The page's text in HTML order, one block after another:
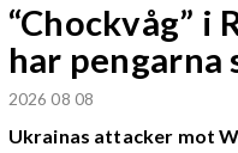
“Chockvåg” i
har pengarna
2026 08 08
Ukrainas attacker mot